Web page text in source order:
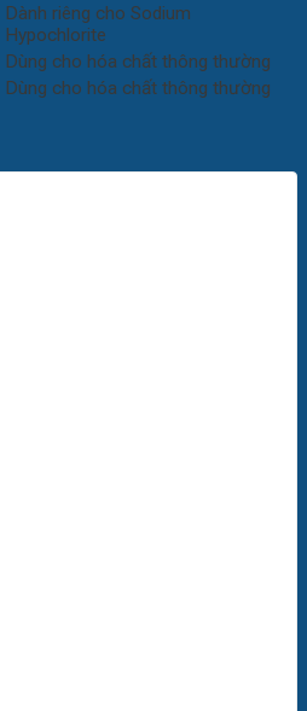
Dành riêng cho Sodium
Hypochlorite
Dùng cho hóa chất thông thường
Dùng cho hóa chất thông thường